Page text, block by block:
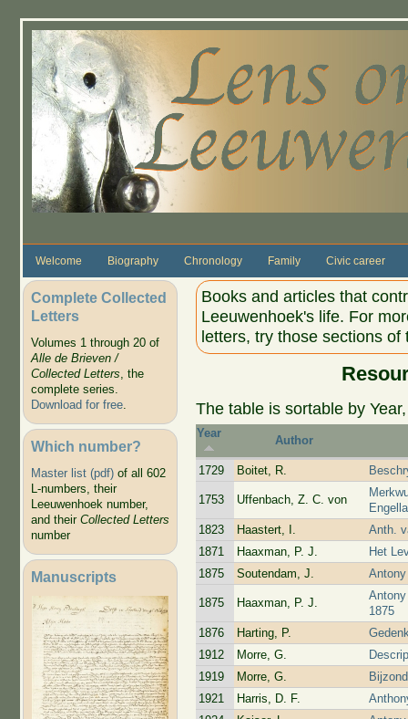
Welcome Biography Chronology Family Civic career
Complete Collected
Letters
Volumes 1 through 20 of
Alle de Brieven /
Collected Letters, the
complete series.
Download for free.
Which number?
Master list (pdf)of all 602
L-numbers, their
Leeuwenhoek number,
and their Collected Letters
number
Manuscripts
Books and articles that
Leeuwenhoek's life. For
letters, try those sections of
The table is sortable by
Year
Author
1729 Boitet, R.
1753 Uffenbach, Z. C. von
1823
Haastert, I.
Anth.
1871
Haaxman, P. J.
Het
1875
Soutendam, J.
1875 Haaxman, P. J.
1875
1876
Harting, P.
1912
Morre, G.
1919
Morre, G.
1921
Harris, D. F.